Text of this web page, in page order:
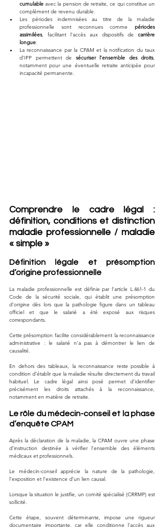
cumulable avec la pension de retraite, ce qui constitue un
complément de revenu durable.
Les périodes indemnisées au titre de la maladie
professionnelle sont reconnues comme périodes
assimilées, facilitant l’accès aux dispositifs de carrière
longue.
La reconnaissance par la CPAM et la notification du taux
d’IPP permettent de sécuriser l’ensemble des droits,
notamment pour une éventuelle retraite anticipée pour
incapacité permanente.
Comprendre le cadre légal :
définition, conditions et distinction
maladie professionnelle / maladie
« simple »
Définition légale et présomption
d’origine professionnelle
La maladie professionnelle est définie par l’article L.461-1 du
Code de la sécurité sociale, qui établit une présomption
d’origine dès lors que la pathologie figure dans un tableau
officiel et que le salarié a été exposé aux risques
correspondants.
Cette présomption facilite considérablement la reconnaissance
administrative : le salarié n’a pas à démontrer le lien de
causalité.
En dehors des tableaux, la reconnaissance reste possible à
condition d’établir que la maladie résulte directement du travail
habituel. Le cadre légal ainsi posé permet d’identifier
précisément les droits attachés à la reconnaissance,
notamment en matière de retraite.
Le rôle du médecin-conseil et la phase
d’enquête CPAM
Après la déclaration de la maladie, la CPAM ouvre une phase
d’instruction destinée à vérifier l’ensemble des éléments
médicaux et professionnels.
Le médecin-conseil apprécie la nature de la pathologie,
l’exposition et l’existence d’un lien causal.
Lorsque la situation le justifie, un comité spécialisé (CRRMP) est
sollicité.
Cette étape, souvent déterminante, impose une rigueur
documentaire importante, car elle conditionne l’accès aux